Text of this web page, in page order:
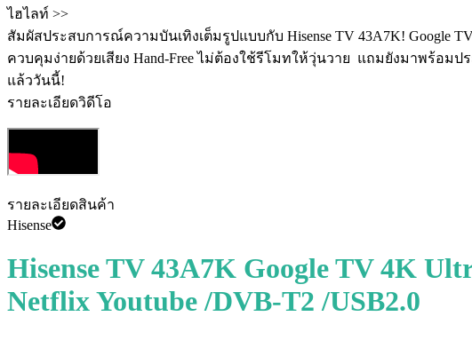
ไฮไลท์ >>
สัมผัสประสบการณ์ความบันเทิงเต็มรูปแบบกับ Hisense TV 43A7K! Google
ควบคุมง่ายด้วยเสียง Hand-Free ไม่ต้องใช้รีโมทให้วุ่นวาย ️ แถมยังมาพร้อ
แล้ววันนี้!
รายละเอียดวิดีโอ
รายละเอียดสินค้า
Hisense
Hisense TV 43A7K Google TV 4K
Netflix Youtube /DVB-T2 /USB2.0